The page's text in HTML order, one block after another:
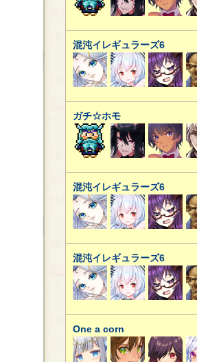
混沌イレギュラーズ6
ガチ☆ホモ
混沌イレギュラーズ6
混沌イレギュラーズ6
One a corn